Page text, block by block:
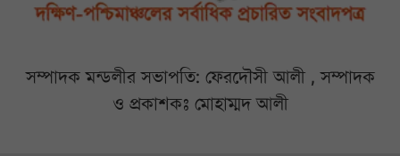
সম্পাদক মন্ডলীর সভাপতি: ফেরদৌসী আলী , সম্পাদক
ও প্রকাশকঃ মোহাম্মদ আলী